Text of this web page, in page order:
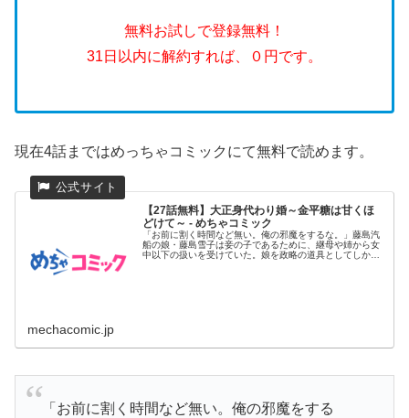
無料お試しで登録無料！
31日以内に解約すれば、０円です。
現在4話まではめっちゃコミックにて無料で読めます。
【27話無料】大正身代わり婚～金平糖は甘くほ
どけて～ - めちゃコミック
「お前に割く時間など無い。俺の邪魔をするな。」藤島汽
船の娘・藤島雪子は妾の子であるために、継母や姉から女
中以下の扱いを受けていた。娘を政略の道具としてしか見
mechacomic.jp
「お前に割く時間など無い。俺の邪魔をする